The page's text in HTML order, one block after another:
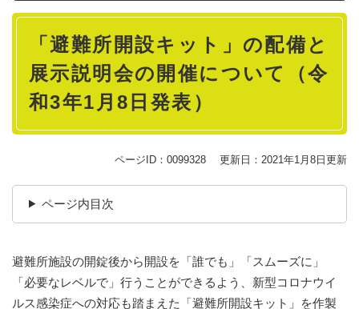
本
「避難所開設キット」の配備と
展示説明会の開催について（令
和3年1月8日発表）
ページID：0099328 更新日：2021年1月8日更新
ページ内目次
避難所施設の開錠後から開設を「誰でも」「スムーズに」
「必要なレベルで」行うことができるよう、新型コロナウイ
ルス感染症への対応も踏まえた「避難所開設キット」を作製